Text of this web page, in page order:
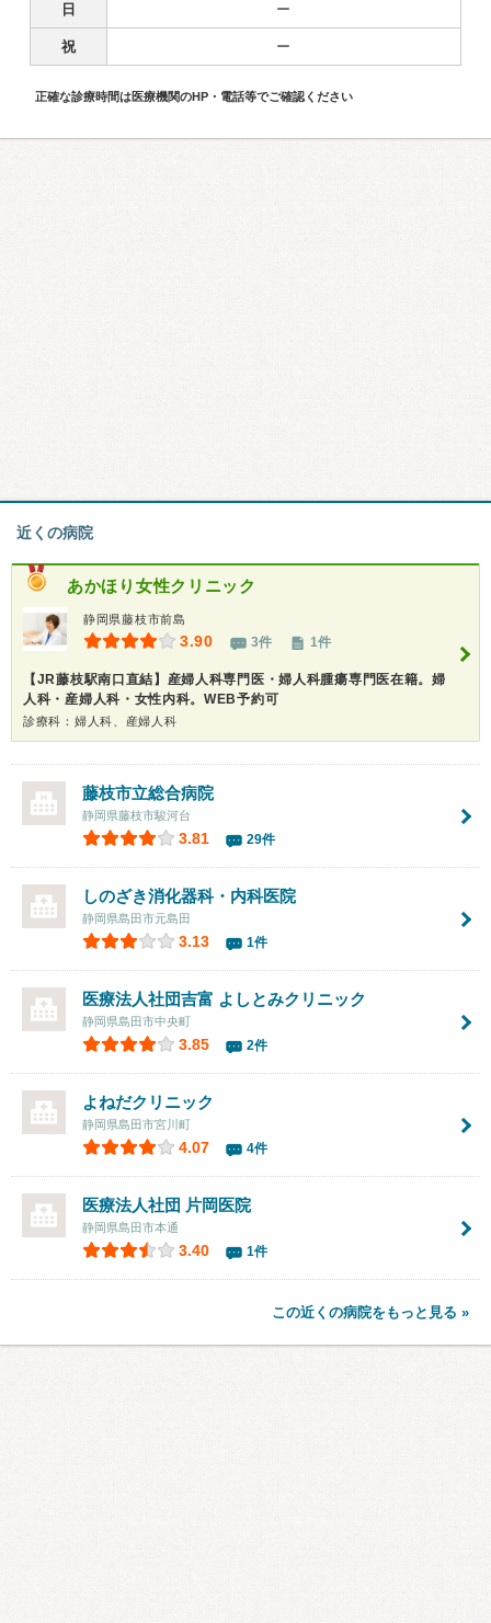
日 ー
祝 ー
正確な診療時間は医療機関のHP・電話等でご確認ください
近くの病院
あかほり女性クリニック
静岡県藤枝市前島
3.90 3件 1件
【JR藤枝駅南口直結】産婦人科専門医・婦人科腫瘍専門医在籍。婦
人科・産婦人科・女性内科。WEB予約可
診療科：婦人科、産婦人科
藤枝市立総合病院
静岡県藤枝市駿河台
3.81 29件
しのざき消化器科・内科医院
静岡県島田市元島田
3.13 1件
医療法人社団吉富 よしとみクリニック
静岡県島田市中央町
3.85 2件
よねだクリニック
静岡県島田市宮川町
4.07 4件
医療法人社団 片岡医院
静岡県島田市本通
3.40 1件
この近くの病院をもっと見る »